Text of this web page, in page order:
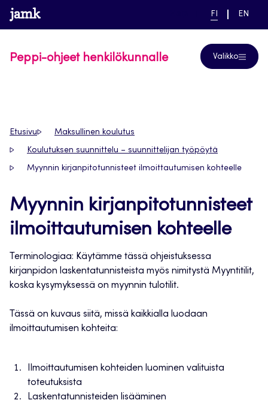
Siirry
suoraan
www.jamk.fi linkki pääsivustolle
NYKYINEN
FI
VAIHDA
EN
Peppi-ohjeet henkilökunnalle Valikko
Etusivu Maksullinen koulutus
Koulutuksen suunnittelu – suunnittelijan työpöytä
Myynnin kirjanpitotunnisteet ilmoittautumisen kohteelle
Myynnin kirjanpitotunnisteet
ilmoittautumisen kohteelle
Terminologiaa: Käytämme tässä ohjeistuksessa
kirjanpidon laskentatunnisteista myös nimitystä Myyntitilit,
koska kysymyksessä on myynnin tulotilit.
Tässä on kuvaus siitä, missä kaikkialla luodaan
ilmoittautumisen kohteita:
Ilmoittautumisen kohteiden luominen valituista
toteutuksista
Laskentatunnisteiden lisääminen